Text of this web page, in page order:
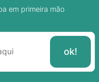
em primeira mão